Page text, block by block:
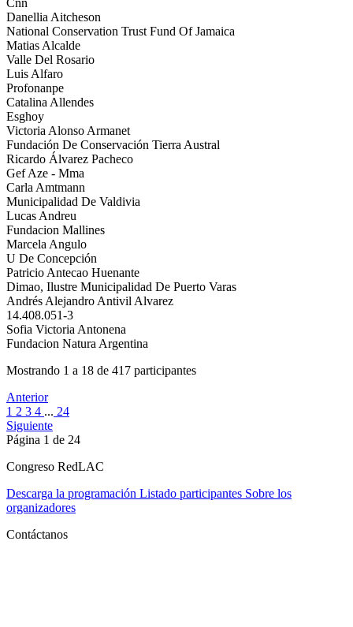
Danellia Aitcheson
National Conservation Trust Fund Of Jamaica
Matias Alcalde
Valle Del Rosario
Luis Alfaro
Profonanpe
Catalina Allendes
Esghoy
Victoria Alonso Armanet
Fundación De Conservación Tierra Austral
Ricardo Álvarez Pacheco
Gef Aze - Mma
Carla Amtmann
Municipalidad De Valdivia
Lucas Andreu
Fundacion Mallines
Marcela Angulo
U De Concepción
Patricio Antecao Huenante
Dimao, Ilustre Municipalidad De Puerto Varas
Andrés Alejandro Antivil Alvarez
14.408.051-3
Sofia Victoria Antonena
Fundacion Natura Argentina
Mostrando 1 a 18 de 417 participantes
Anterior
1 2 3 4 ... 24
Siguiente
Página 1 de 24
Congreso RedLAC
Descarga la programación Listado participantes Sobre los
organizadores
Contáctanos